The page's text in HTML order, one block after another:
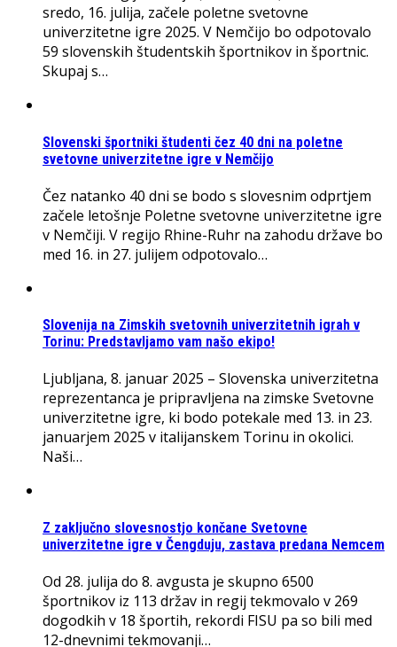
sredo, 16. julija, začele poletne svetovne
univerzitetne igre 2025. V Nemčijo bo odpotovalo
59 slovenskih študentskih športnikov in športnic.
Skupaj s…
Slovenski športniki študenti čez 40 dni na poletne
svetovne univerzitetne igre v Nemčijo
Čez natanko 40 dni se bodo s slovesnim odprtjem
začele letošnje Poletne svetovne univerzitetne igre
v Nemčiji. V regijo Rhine-Ruhr na zahodu države bo
med 16. in 27. julijem odpotovalo…
Slovenija na Zimskih svetovnih univerzitetnih igrah v
Torinu: Predstavljamo vam našo ekipo!
Ljubljana, 8. januar 2025 – Slovenska univerzitetna
reprezentanca je pripravljena na zimske Svetovne
univerzitetne igre, ki bodo potekale med 13. in 23.
januarjem 2025 v italijanskem Torinu in okolici.
Naši…
Z zaključno slovesnostjo končane Svetovne
univerzitetne igre v Čengduju, zastava predana Nemcem
Od 28. julija do 8. avgusta je skupno 6500
športnikov iz 113 držav in regij tekmovalo v 269
dogodkih v 18 športih, rekordi FISU pa so bili med
12-dnevnimi tekmovanji…